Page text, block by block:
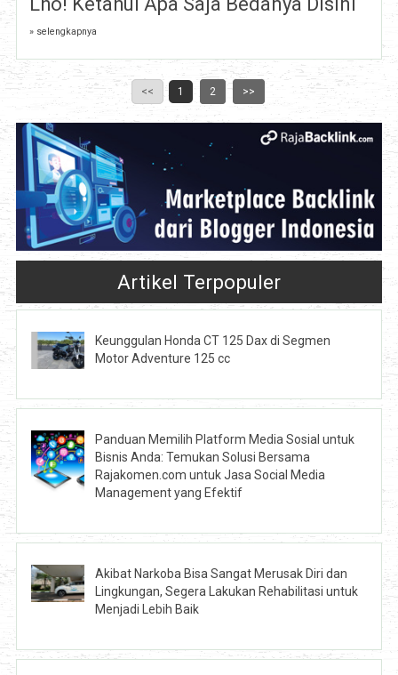
» selengkapnya
<< 1 2 >>
Artikel Terpopuler
Keunggulan Honda CT 125 Dax di Segmen
Motor Adventure 125 cc
Panduan Memilih Platform Media Sosial untuk
Bisnis Anda: Temukan Solusi Bersama
Rajakomen.com untuk Jasa Social Media
Management yang Efektif
Akibat Narkoba Bisa Sangat Merusak Diri dan
Lingkungan, Segera Lakukan Rehabilitasi untuk
Menjadi Lebih Baik